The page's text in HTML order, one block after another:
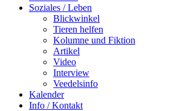
Soziales / Leben
Blickwinkel
Tieren helfen
Kolumne und Fiktion
Artikel
Video
Interview
Veedelsinfo
Kalender
Info / Kontakt